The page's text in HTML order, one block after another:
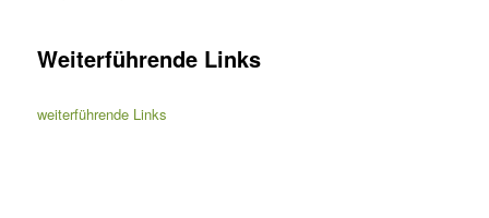
Weiterführende Links
weiterführende Links